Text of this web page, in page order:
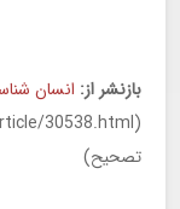
بازنشر از: انسان
تصحیح)